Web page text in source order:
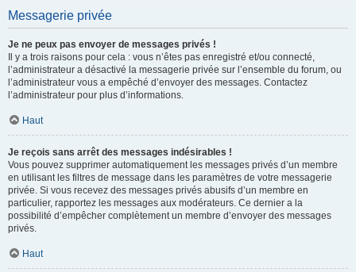
Messagerie privée
Je ne peux pas envoyer de messages privés !
Il y a trois raisons pour cela : vous n’êtes pas enregistré et/ou connecté,
l’administrateur a désactivé la messagerie privée sur l’ensemble du forum, ou
l’administrateur vous a empêché d’envoyer des messages. Contactez
l’administrateur pour plus d’informations.
Haut
Je reçois sans arrêt des messages indésirables !
Vous pouvez supprimer automatiquement les messages privés d’un membre
en utilisant les filtres de message dans les paramètres de votre messagerie
privée. Si vous recevez des messages privés abusifs d’un membre en
particulier, rapportez les messages aux modérateurs. Ce dernier a la
possibilité d’empêcher complètement un membre d’envoyer des messages
privés.
Haut